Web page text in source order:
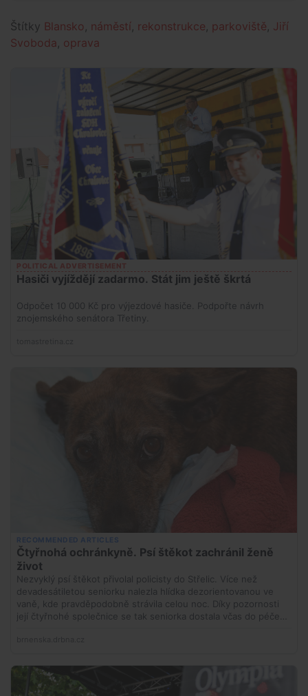
Štítky Blansko , náměstí, rekonstrukce, parkoviště, Jiří
Svoboda, oprava